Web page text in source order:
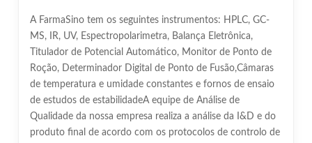
A FarmaSino tem os seguintes instrumentos: HPLC, GC-
MS, IR, UV, Espectropolarimetra, Balança Eletrônica,
Titulador de Potencial Automático, Monitor de Ponto de
Roção, Determinador Digital de Ponto de Fusão,Câmaras
de temperatura e umidade constantes e fornos de ensaio
de estudos de estabilidadeA equipe de Análise de
Qualidade da nossa empresa realiza a análise da I&D e do
produto final de acordo com os protocolos de controlo de